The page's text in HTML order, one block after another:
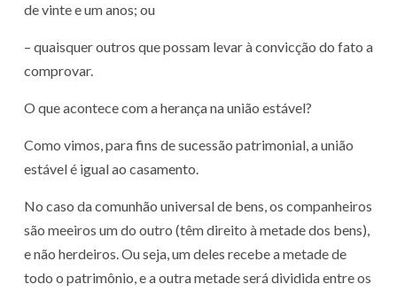
de vinte e um anos; ou
– quaisquer outros que possam levar à convicção do fato a
comprovar.
O que acontece com a herança na união estável?
Como vimos, para fins de sucessão patrimonial, a união
estável é igual ao casamento.
No caso da comunhão universal de bens, os companheiros
são meeiros um do outro (têm direito à metade dos bens),
e não herdeiros. Ou seja, um deles recebe a metade de
todo o patrimônio, e a outra metade será dividida entre os